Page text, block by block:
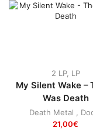
2 LP, LP
My Silent Wake –
Was Death
Death Metal
21,00€